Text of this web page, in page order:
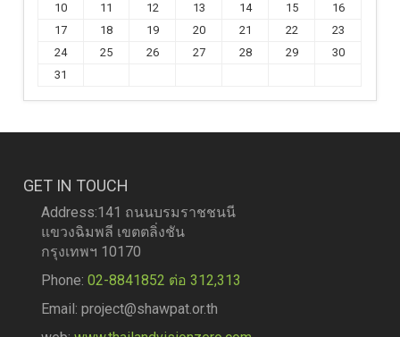
10
11 12 13 14 15
16
17
18 19 20 21 22
23
24
25 26 27 28 29
30
31
GET IN TOUCH
Address:141 ถนนบรมราชชนนี
แขวงฉิมพลี เขตตลิ่งชัน
กรุงเทพฯ 10170
Phone:02-8841852 ต่อ 312,313
Email: project@shawpat.or.th